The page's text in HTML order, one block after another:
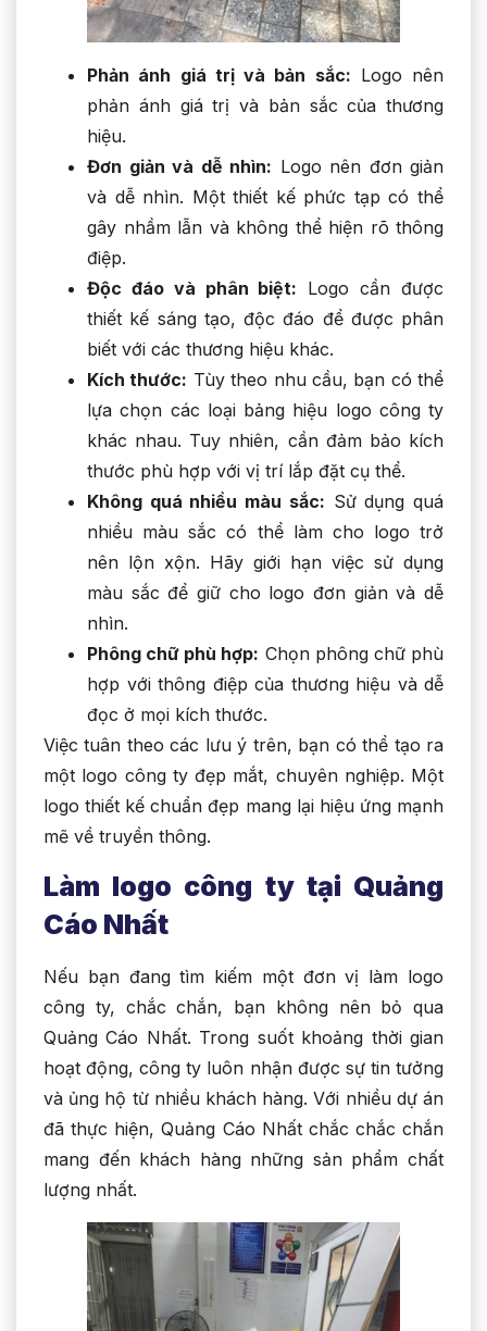
Phản ánh giá trị và bản sắc: Logo nên
phản ánh giá trị và bản sắc của thương
hiệu.
Đơn giản và dễ nhìn: Logo nên đơn giản
và dễ nhìn. Một thiết kế phức tạp có thể
gây nhầm lẫn và không thể hiện rõ thông
điệp.
Độc đáo và phân biệt: Logo cần được
thiết kế sáng tạo, độc đáo để được phân
biết với các thương hiệu khác.
Kích thước: Tùy theo nhu cầu, bạn có thể
lựa chọn các loại bảng hiệu logo công ty
khác nhau. Tuy nhiên, cần đảm bảo kích
thước phù hợp với vị trí lắp đặt cụ thể.
Không quá nhiều màu sắc: Sử dụng quá
nhiều màu sắc có thể làm cho logo trở
nên lộn xộn. Hãy giới hạn việc sử dụng
màu sắc để giữ cho logo đơn giản và dễ
nhìn.
Phông chữ phù hợp: Chọn phông chữ phù
hợp với thông điệp của thương hiệu và dễ
đọc ở mọi kích thước.
Việc tuân theo các lưu ý trên, bạn có thể tạo ra
một logo công ty đẹp mắt, chuyên nghiệp. Một
logo thiết kế chuẩn đẹp mang lại hiệu ứng mạnh
mẽ về truyền thông.
Làm logo công ty tại Quảng
Cáo Nhất
Nếu bạn đang tìm kiếm một đơn vị làm logo
công ty, chắc chắn, bạn không nên bỏ qua
Quảng Cáo Nhất. Trong suốt khoảng thời gian
hoạt động, công ty luôn nhận được sự tin tưởng
và ủng hộ từ nhiều khách hàng. Với nhiều dự án
đã thực hiện, Quảng Cáo Nhất chắc chắc chắn
mang đến khách hàng những sản phẩm chất
lượng nhất.